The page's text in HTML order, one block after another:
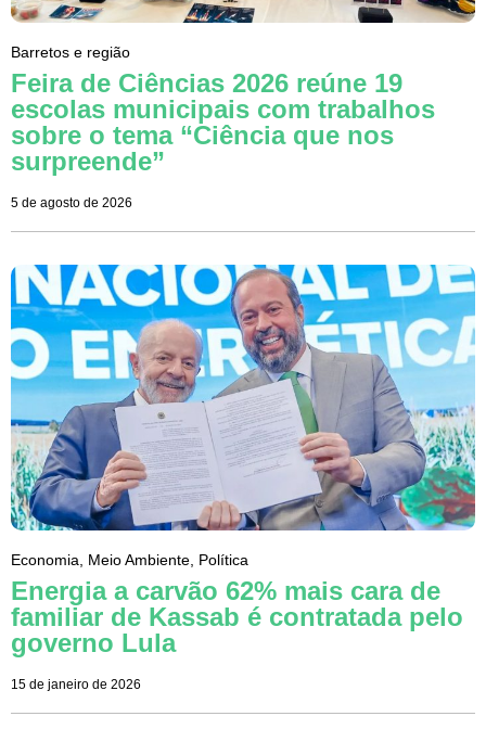
Barretos e região
Feira de Ciências 2026 reúne 19
escolas municipais com trabalhos
sobre o tema “Ciência que nos
surpreende”
5 de agosto de 2026
Economia Meio Ambiente Política
Energia a carvão 62% mais cara de
familiar de Kassab é contratada pelo
governo Lula
15 de janeiro de 2026